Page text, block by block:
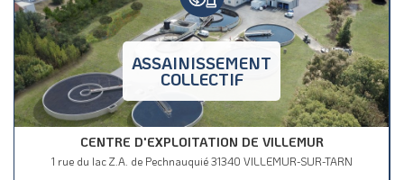
ASSAINISSEMENT
COLLECTIF
CENTRE D'EXPLOITATION DE VILLEMUR
1 rue du lac Z.A. de Pechnauquié 31340 VILLEMUR-SUR-TARN